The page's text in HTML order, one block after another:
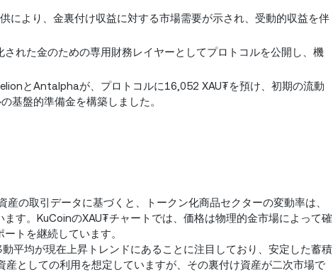
により、金裏付け収益に対する市場需要が示され、受動的収益を伴
れた金のための専用財務レイヤーとしてプロトコルを公開し、機
とAntalphaが、プロトコルに16,052 XAU₮を預け、初期の流動
基盤的準備金を構築しました。
産の取引データに基づくと、トークン化商品セクターの変動率は、
す。KuCoinのXAU₮チャートでは、価格は物理的金市場によって確
トを継続しています。
平均が現在上昇トレンドにあることに注目しており、安定した蓄積
としての利用を想定していますが、その裏付け資産が二次市場で